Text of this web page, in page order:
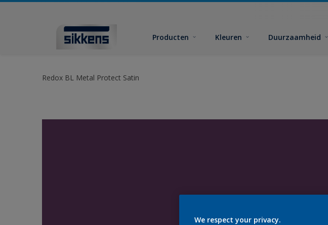
Producten Kleuren Duurzaamheid
Redox BL Metal Protect Satin
We respect your privacy.